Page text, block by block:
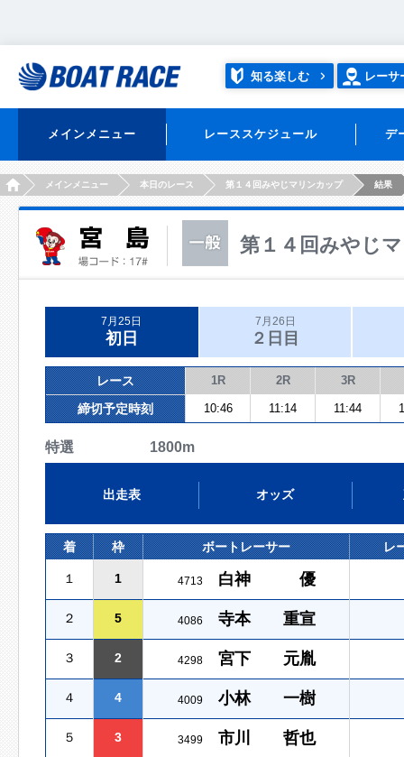
知る楽しむ レーサ
メインメニュー レーススケジュール デ
HOMEメインメニュー 本日のレース 第１４回みやじマリンカップ 結果
第１４回みやじ
7月25日
初日
7月26日
２日目
レース 1R 2R 3R
締切予定時刻 10:46 11:14 11:44
特選 1800m
出走表 オッズ
着 枠 ボートレーサー レ
１ 1 4713 白神 優
２ 5 4086 寺本 重宣
３ 2 4298 宮下 元胤
４ 4 4009 小林 一樹
５ 3 3499 市川 哲也